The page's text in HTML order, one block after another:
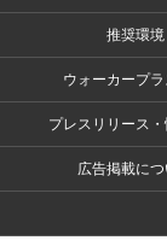
推奨環境
ウォーカープ
プレスリリース
広告掲載につ